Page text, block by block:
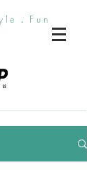
．Fun